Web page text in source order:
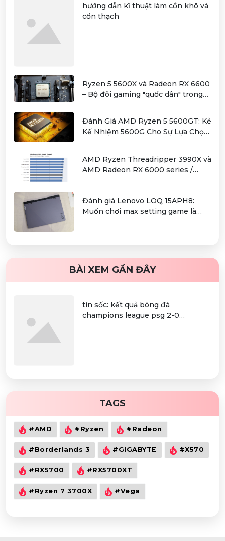
hướng dẫn kĩ thuật làm cồn khô và
cồn thạch
Ryzen 5 5600X và Radeon RX 6600
– Bộ đôi gaming "quốc dân" trong
Đánh Giá AMD Ryzen 5 5600GT: Kẻ
Kế Nhiệm 5600G Cho Sự Lựa Chọn
AMD Ryzen Threadripper 3990X và
AMD Radeon RX 6000 series /
làm đồ hoạ chuyên nghiệp
Đánh giá Lenovo LOQ 15APH8:
Muốn chơi max setting game là
BÀI XEM GẦN ĐÂY
tin sốc: kết quả bóng đá
champions league psg 2-0
TAGS
#AMD #Ryzen #Radeon
#Borderlands 3 #GIGABYTE #X570
#RX5700 #RX5700XT
#Ryzen 7 3700X #Vega